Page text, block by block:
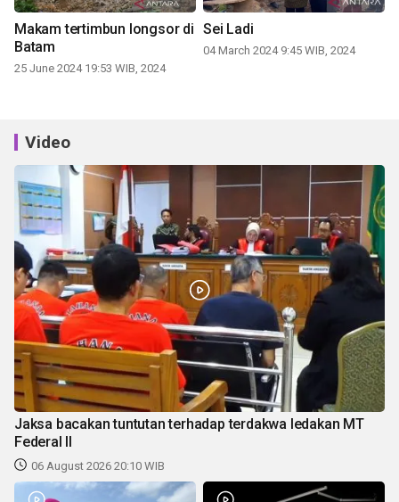
Makam tertimbun longsor di
Batam
25 June 2024 19:53 WIB, 2024
Sei Ladi
04 March 2024 9:45 WIB, 2024
Video
Jaksa bacakan tuntutan terhadap terdakwa ledakan MT
Federal II
06 August 2026 20:10 WIB